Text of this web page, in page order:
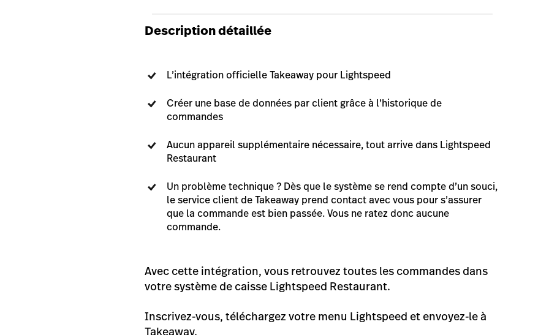
Description détaillée
L’intégration officielle Takeaway pour Lightspeed
Créer une base de données par client grâce à l’historique de
commandes
Aucun appareil supplémentaire nécessaire, tout arrive dans Lightspeed
Restaurant
Un problème technique ? Dès que le système se rend compte d’un souci,
le service client de Takeaway prend contact avec vous pour s’assurer
que la commande est bien passée. Vous ne ratez donc aucune
commande.
Avec cette intégration, vous retrouvez toutes les commandes dans
votre système de caisse Lightspeed Restaurant.
Inscrivez-vous, téléchargez votre menu Lightspeed et envoyez-le à
Takeaway.